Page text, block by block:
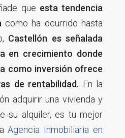
que esta tendencia
como ha ocurrido hasta
Castellón es señalada
en crecimiento donde
como inversión ofrece
de rentabilidad. En la
adquirir una vivienda y
su alquiler, es tu mejor
Agencia Inmobiliaria en